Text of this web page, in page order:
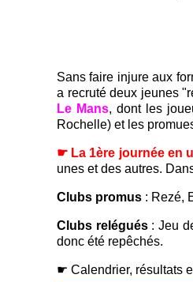
Sans faire injure aux
a recruté deux jeunes
Le Mans, dont les
Rochelle) et les
☛ La 1ère journée en
unes et des autres.
Clubs promus : Rezé,
Clubs relégués: Jeu
donc été repêchés.
☛ Calendrier, résultats